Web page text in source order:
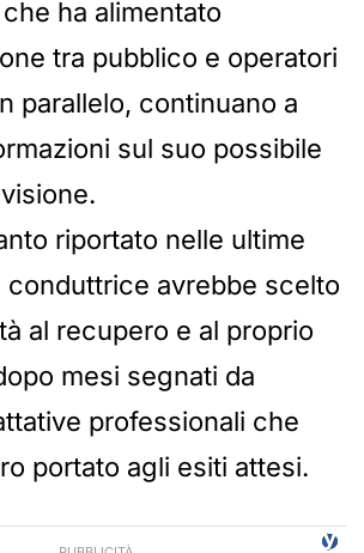
ha alimentato
tra pubblico e operatori
parallelo, continuano a
sul suo possibile
riportato nelle ultime
conduttrice avrebbe scelto
al recupero e al proprio
mesi segnati da
professionali che
portato agli esiti attesi.